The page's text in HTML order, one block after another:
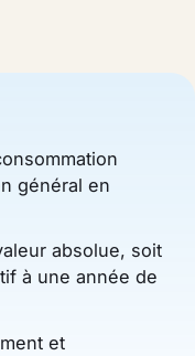
général en
absolue, soit
à une année de
et